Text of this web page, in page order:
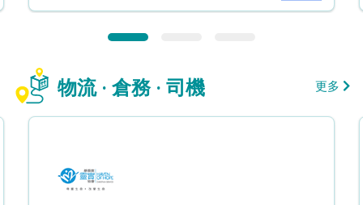
物流 · 倉務 · 司機 更多